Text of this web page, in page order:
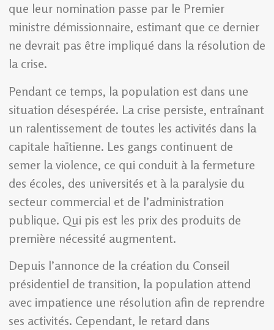
que leur nomination passe par le Premier
ministre démissionnaire, estimant que ce dernier
ne devrait pas être impliqué dans la résolution de
la crise.
Pendant ce temps, la population est dans une
situation désespérée. La crise persiste, entraînant
un ralentissement de toutes les activités dans la
capitale haïtienne. Les gangs continuent de
semer la violence, ce qui conduit à la fermeture
des écoles, des universités et à la paralysie du
secteur commercial et de l’administration
publique. Qui pis est les prix des produits de
première nécessité augmentent.
Depuis l’annonce de la création du Conseil
présidentiel de transition, la population attend
avec impatience une résolution afin de reprendre
ses activités. Cependant, le retard dans